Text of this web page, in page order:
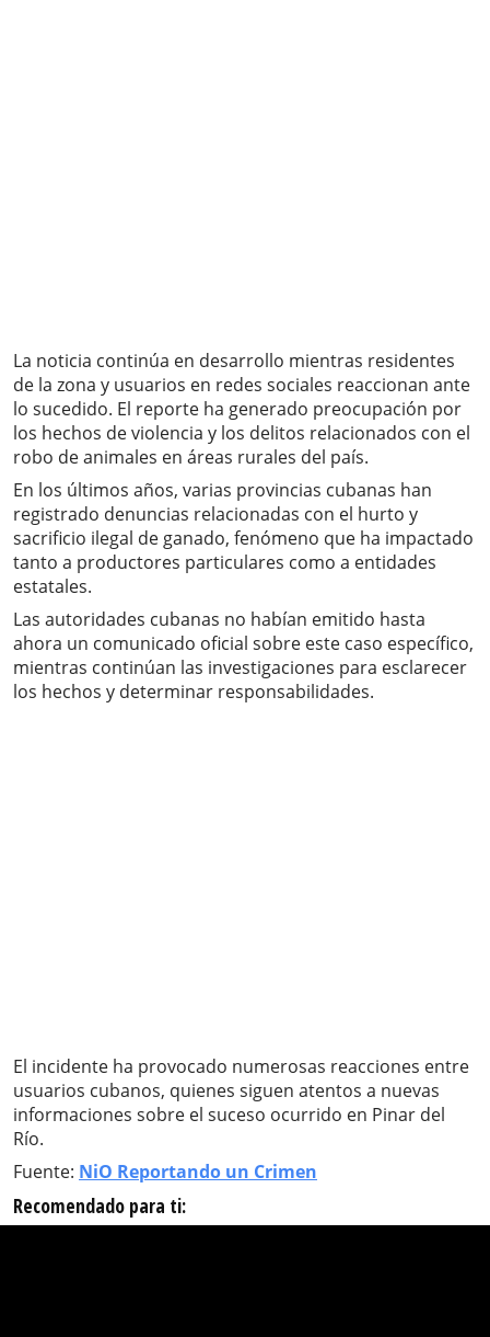
La noticia continúa en desarrollo mientras residentes
de la zona y usuarios en redes sociales reaccionan ante
lo sucedido. El reporte ha generado preocupación por
los hechos de violencia y los delitos relacionados con el
robo de animales en áreas rurales del país.
En los últimos años, varias provincias cubanas han
registrado denuncias relacionadas con el hurto y
sacrificio ilegal de ganado, fenómeno que ha impactado
tanto a productores particulares como a entidades
estatales.
Las autoridades cubanas no habían emitido hasta
ahora un comunicado oficial sobre este caso específico,
mientras continúan las investigaciones para esclarecer
los hechos y determinar responsabilidades.
El incidente ha provocado numerosas reacciones entre
usuarios cubanos, quienes siguen atentos a nuevas
informaciones sobre el suceso ocurrido en Pinar del
Río.
Fuente: NiO Reportando un Crimen
Recomendado para ti: